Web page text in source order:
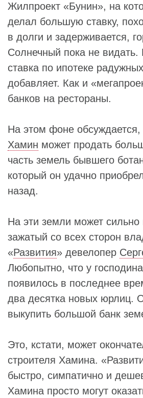
Жилпроект «Бунин», на
делал большую ставку,
в долги и задерживается,
Солнечный пока не видать.
ставка по ипотеке
добавляет. Как и
банков на рестораны.
На этом фоне обсуждается,
Хамин может продать
часть земель бывшего
который он удачно
назад.
На эти земли может сильно
зажатый со всех сторон
«Развития» девелопер
Любопытно, что у господина
появилось в последнее
два десятка новых юрлиц.
выкупить большой банк
Это, кстати, может
строителя Хамина.
быстро, симпатично и
Хамина просто могут